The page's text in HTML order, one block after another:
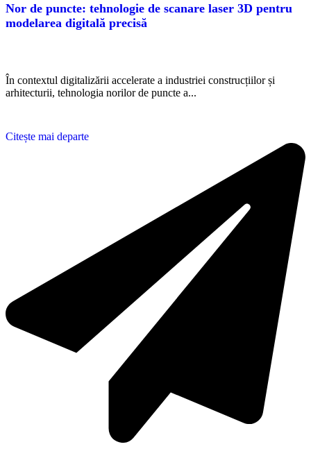
Nor de puncte: tehnologie de scanare laser 3D pentru
modelarea digitală precisă
În contextul digitalizării accelerate a industriei construcțiilor și
arhitecturii, tehnologia norilor de puncte a...
Citește mai departe